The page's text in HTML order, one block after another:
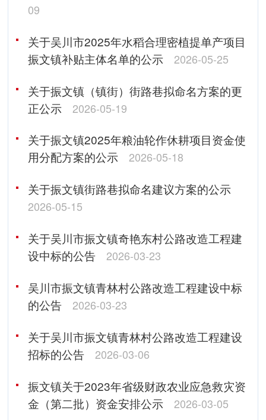
09
关于吴川市2025年水稻合理密植提单产项目
振文镇补贴主体名单的公示
2026-05-25
关于振文镇（镇街）街路巷拟命名方案的更
正公示
2026-05-19
关于振文镇2025年粮油轮作休耕项目资金使
用分配方案的公示
2026-05-18
关于振文镇街路巷拟命名建议方案的公示
2026-05-15
关于吴川市振文镇奇艳东村公路改造工程建
设中标的公告
2026-03-23
吴川市振文镇青林村公路改造工程建设中标
的公告
2026-03-23
关于吴川市振文镇青林村公路改造工程建设
招标的公告
2026-03-06
振文镇关于2023年省级财政农业应急救灾资
金（第二批）资金安排公示
2026-03-05